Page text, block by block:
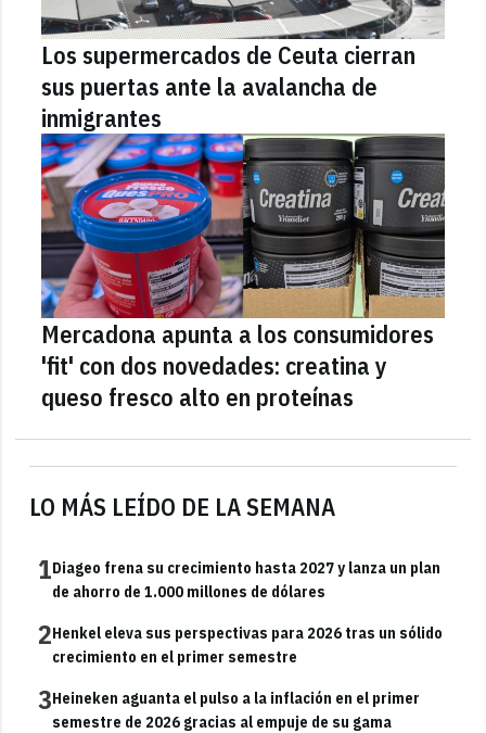
LO MÁS LEÍDO DE LA SEMANA
1Diageo frena su crecimiento hasta 2027 y lanza un plan
de ahorro de 1.000 millones de dólares
2Henkel eleva sus perspectivas para 2026 tras un sólido
crecimiento en el primer semestre
3Heineken aguanta el pulso a la inflación en el primer
semestre de 2026 gracias al empuje de su gama
Los supermercados de Ceuta cierran
sus puertas ante la avalancha de
inmigrantes
Mercadona apunta a los consumidores
'fit' con dos novedades: creatina y
queso fresco alto en proteínas